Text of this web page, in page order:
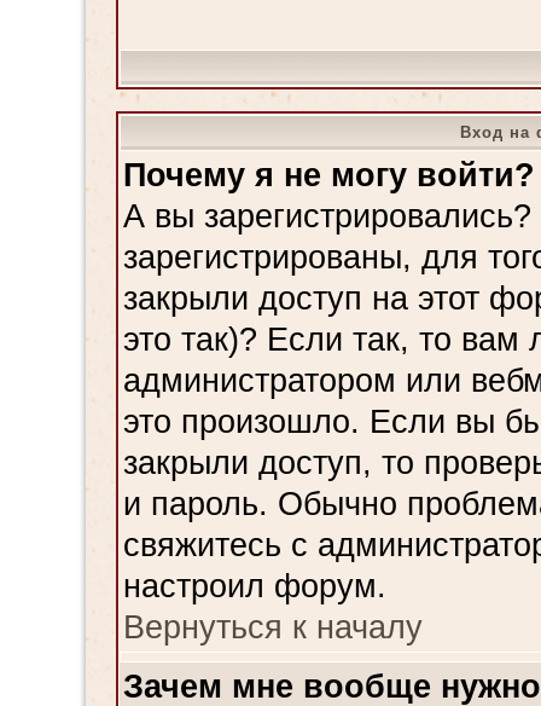
Вход на
Почему я не могу войти?
А вы
зарегистрированы, для
закрыли доступ на этот
это так)? Если так, то вам
администратором или
это произошло. Если вы
закрыли доступ, то
и пароль. Обычно
свяжитесь с
настроил форум.
Вернуться к началу
Зачем мне вообще